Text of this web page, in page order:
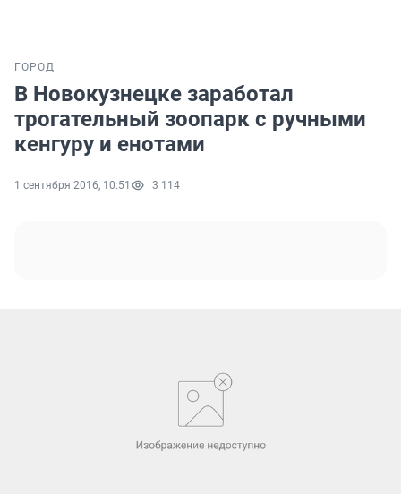
ГОРОД
В Новокузнецке заработал
трогательный зоопарк с ручными
кенгуру и енотами
1 сентября 2016, 10:51 3 114